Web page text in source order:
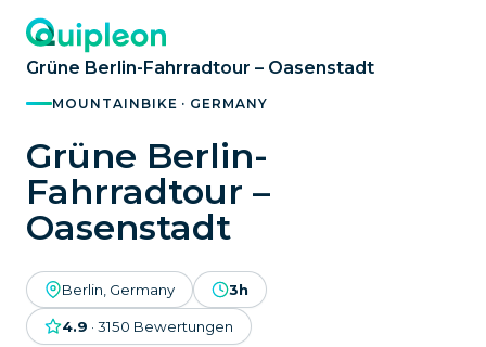
Grüne Berlin-Fahrradtour – Oasenstadt
MOUNTAINBIKE · GERMANY
Grüne Berlin-
Fahrradtour –
Oasenstadt
Berlin, Germany 3h
4.9 · 3150 Bewertungen